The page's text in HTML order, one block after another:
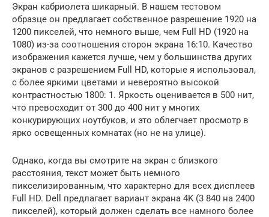
Экран кабриолета шикарный. В нашем тестовом
образце он предлагает собственное разрешение 1920 на
1200 пикселей, что немного выше, чем Full HD (1920 на
1080) из-за соотношения сторон экрана 16:10. Качество
изображения кажется лучше, чем у большинства других
экранов с разрешением Full HD, которые я использовал,
с более яркими цветами и невероятно высокой
контрастностью 1800: 1. Яркость оценивается в 500 нит,
что превосходит от 300 до 400 нит у многих
конкурирующих ноутбуков, и это облегчает просмотр в
ярко освещенных комнатах (но не на улице).
Однако, когда вы смотрите на экран с близкого
расстояния, текст может быть немного
пикселизированным, что характерно для всех дисплеев
Full HD. Dell предлагает вариант экрана 4K (3 840 на 2400
пикселей), который должен сделать все намного более